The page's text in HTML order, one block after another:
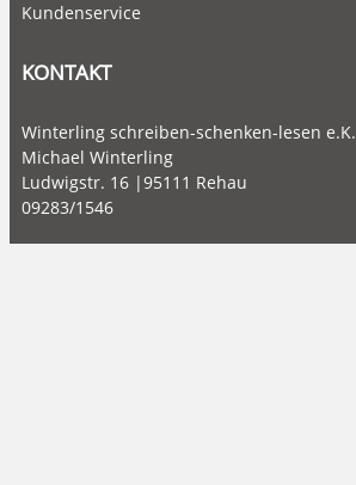
Kundenservice
KONTAKT
Winterling schreiben-schenken-lesen e.K.
Michael Winterling
Ludwigstr. 16 |95111 Rehau
09283/1546